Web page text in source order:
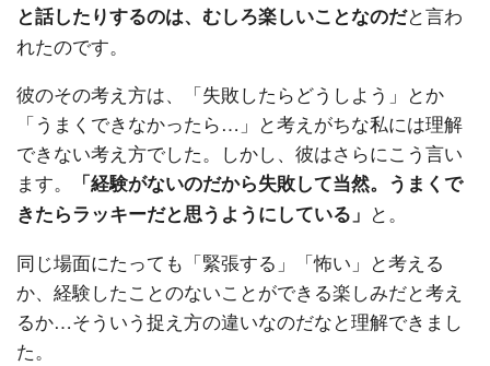
と話したりするのは、むしろ楽しいことなのだと言わ
れたのです。
彼のその考え方は、「失敗したらどうしよう」とか
「うまくできなかったら…」と考えがちな私には理解
できない考え方でした。しかし、彼はさらにこう言い
ます。
「経験がないのだから失敗して当然。うまくで
きたらラッキーだと思うようにしている」 と。
同じ場面にたっても「緊張する」「怖い」と考える
か、経験したことのないことができる楽しみだと考え
るか…そういう捉え方の違いなのだなと理解できまし
た。